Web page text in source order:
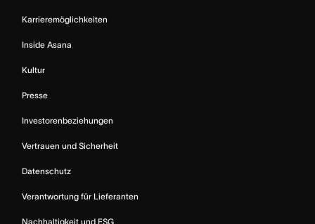
Karrieremöglichkeiten
Inside Asana
Kultur
Presse
Investorenbeziehungen
Vertrauen und Sicherheit
Datenschutz
Verantwortung für Lieferanten
Nachhaltigkeit und ESG